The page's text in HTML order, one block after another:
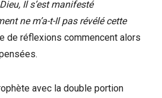
Il s’est manifesté
ne m’a-t-Il pas révélé cette
de réflexions commencent alors
avec la double portion